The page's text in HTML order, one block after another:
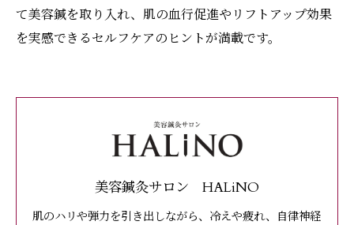
て美容鍼を取り入れ、肌の血行促進やリフトアップ効果
を実感できるセルフケアのヒントが満載です。
美容鍼灸サロン HALiNO
肌のハリや弾力を引き出しながら、冷えや疲れ、自律神経